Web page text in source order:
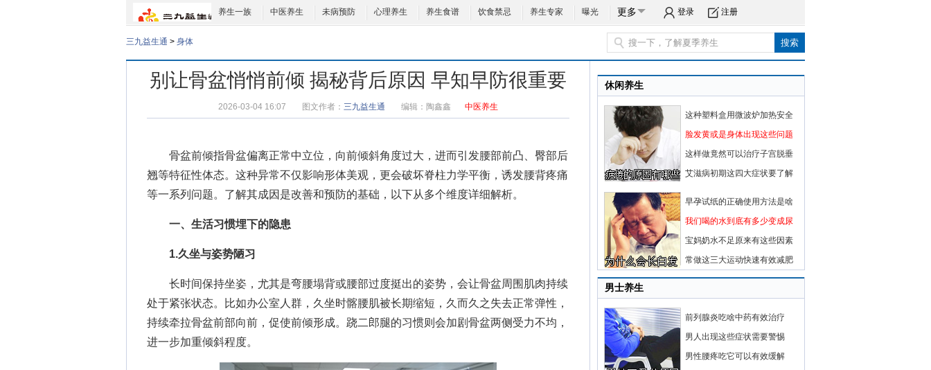
养生一族 中医养生 未病预防 心理养生 养生食谱 饮食禁忌 养生专家 曝光 更多 登录 注册
三九益生通 > 身体
别让骨盆悄悄前倾 揭秘背后原因 早知早防很重要
2026-03-04 16:07 图文作者： 三九益生通 编辑： 陶鑫鑫 中医养生
骨盆前倾指骨盆偏离正常中立位，向前倾斜角度过大，进而引发腰部前凸、臀部后
翘等特征性体态。这种异常不仅影响形体美观，更会破坏脊柱力学平衡，诱发腰背疼痛
等一系列问题。了解其成因是改善和预防的基础，以下从多个维度详细解析。
一、生活习惯埋下的隐患
1.久坐与姿势陋习
长时间保持坐姿，尤其是弯腰塌背或腰部过度挺出的姿势，会让骨盆周围肌肉持续
处于紧张状态。比如办公室人群，久坐时髂腰肌被长期缩短，久而久之失去正常弹性，
持续牵拉骨盆前部向前，促使前倾形成。跷二郎腿的习惯则会加剧骨盆两侧受力不均，
进一步加重倾斜程度。
休闲养生
这种塑料盒用微波炉加热安全
脸发黄或是身体出现这些问题
这样做竟然可以治疗子宫脱垂
艾滋病初期这四大症状要了解
早孕试纸的正确使用方法是啥
我们喝的水到底有多少变成尿
宝妈奶水不足原来有这些因素
常做这三大运动快速有效减肥
男士养生
前列腺炎吃啥中药有效治疗
男人出现这些症状需要警惕
男性腰疼吃它可以有效缓解